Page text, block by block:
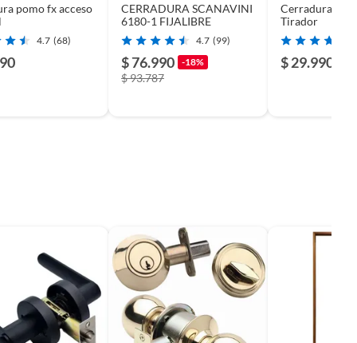
pomo fx acceso
4.7 (68)
CERRADURA SCANAVINI
6180-1 FIJALIBRE
4.7 (99)
$ 76.990 -18%
$ 93.787
Cerradura
Tirador
$ 29.990